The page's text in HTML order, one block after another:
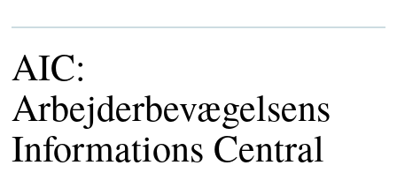
AIC:
Arbejderbevægelsens
Informations Central